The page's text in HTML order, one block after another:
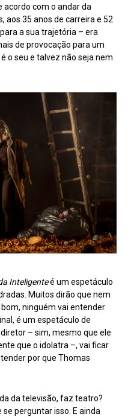
acordo com o andar da
aos 35 anos de carreira e 52
a sua trajetória – era
de provocação para um
o seu e talvez não seja nem
Inteligenteé um espetáculo
Muitos dirão que nem
ninguém vai entender
é um espetáculo de
– sim, mesmo que ele
que o idolatra –, vai ficar
por que Thomas
da televisão, faz teatro?
perguntar isso. E ainda